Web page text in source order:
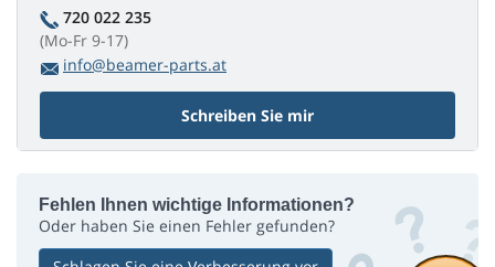
720 022 235
(Mo-Fr 9-17)
info@beamer-parts.at
Schreiben Sie mir
Fehlen Ihnen wichtige Informationen?
Oder haben Sie einen Fehler gefunden?